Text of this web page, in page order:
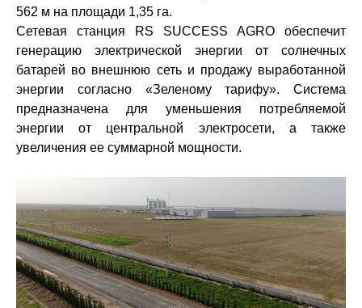
562 м на площади 1,35 га.
Сетевая станция
RS SUCCESS AGRO
обеспечит
генерацию электрической энергии от солнечных
батарей во внешнюю сеть и продажу выработанной
энергии согласно «Зеленому тарифу». Система
предназначена для уменьшения потребляемой
энергии от центральной электросети, а также
увеличения ее суммарной мощности.